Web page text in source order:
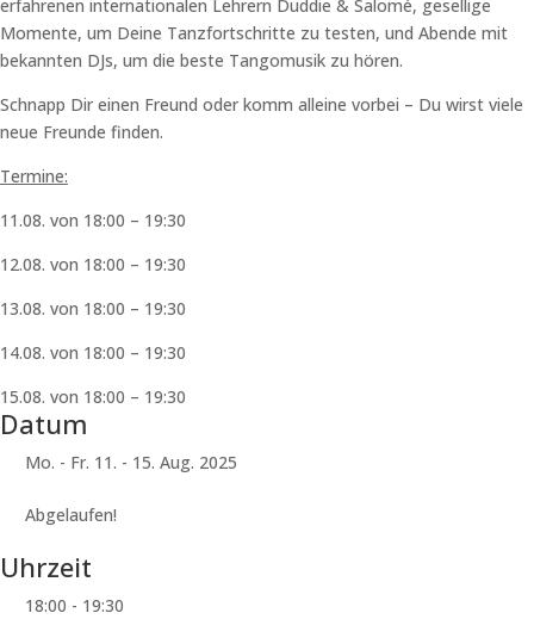
erfahrenen internationalen Lehrern Duddie & Salomé, gesellige
Momente, um Deine Tanzfortschritte zu testen, und Abende mit
bekannten DJs, um die beste Tangomusik zu hören.
Schnapp Dir einen Freund oder komm alleine vorbei – Du wirst viele
neue Freunde finden.
Termine:
11.08. von 18:00 – 19:30
12.08. von 18:00 – 19:30
13.08. von 18:00 – 19:30
14.08. von 18:00 – 19:30
15.08. von 18:00 – 19:30
Datum
Mo. - Fr. 11. - 15. Aug. 2025
Abgelaufen!
Uhrzeit
18:00 - 19:30